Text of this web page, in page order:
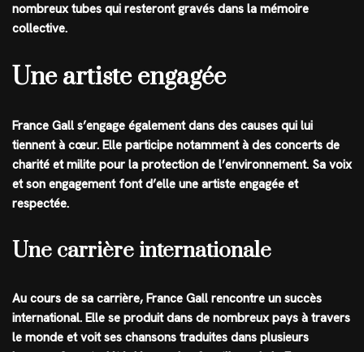
nombreux tubes qui resteront gravés dans la mémoire
collective.
Une artiste engagée
France Gall s’engage également dans des causes qui lui
tiennent à cœur. Elle participe notamment à des concerts de
charité et milite pour la protection de l’environnement. Sa voix
et son engagement font d’elle une artiste engagée et
respectée.
Une carrière internationale
Au cours de sa carrière, France Gall rencontre un succès
international. Elle se produit dans de nombreux pays à travers
le monde et voit ses chansons traduites dans plusieurs